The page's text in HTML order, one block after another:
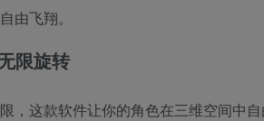
由飞翔。
限旋转
，这款软件让你的角色在三维空间中